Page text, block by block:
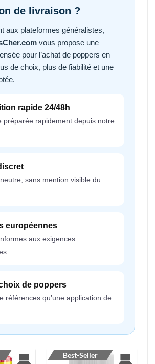
de livraison ?
aux plateformes généralistes,
vous propose une
pour l’achat de poppers en
de choix, plus de fiabilité et une
rapide 24/48h
préparée rapidement depuis notre
sans mention visible du
européennes
aux exigences
de poppers
références qu’une application de
Best-Seller